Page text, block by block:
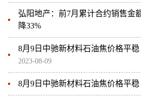
弘阳地产：前7月累计合约销售金
降33%
8月9日中驰新材料石油焦价格平稳
2023-08-09
8月9日中驰新材料石油焦价格平稳